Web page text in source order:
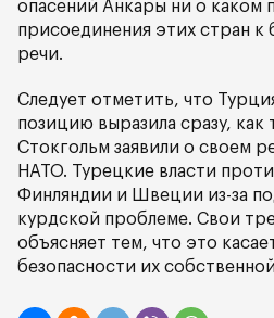
опасений Анкары ни о каком
присоединения этих стран к
речи.
Следует отметить, что
позицию выразила сразу, как
Стокгольм заявили о своем
НАТО. Турецкие власти
Финляндии и Швеции из-за
курдской проблеме. Свои
объясняет тем, что это
безопасности их